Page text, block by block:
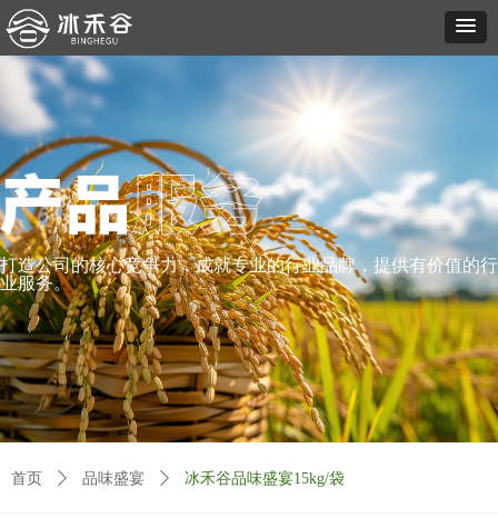
打造公司的核心竞争力，成就专业的行业品牌，提供有价值的行
业服务。
首页 ꄲ 品味盛宴 ꄲ 冰禾谷品味盛宴15kg/袋